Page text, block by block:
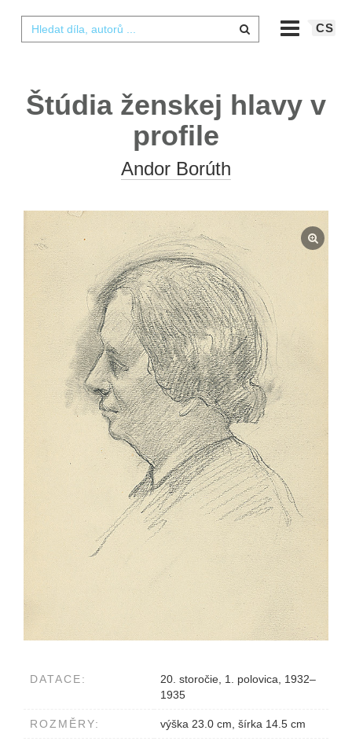
CS
Štúdia ženskej hlavy v
profile
Andor Borúth
DATACE:
20. storočie, 1. polovica, 1932–
1935
ROZMĚRY: výška 23.0 cm, šírka 14.5 cm